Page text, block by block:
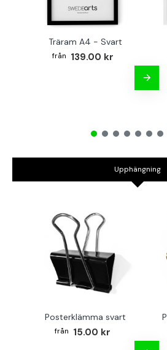
Träram A4 - Svart
139.00 kr
Upphängning
Posterklämma svart
15.00 kr